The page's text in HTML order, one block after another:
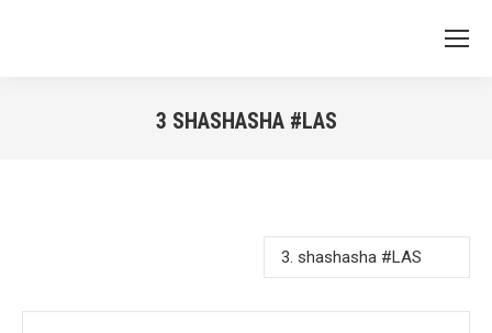
3 SHASHASHA #LAS